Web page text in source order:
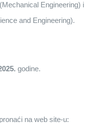
Engineering) i
and Engineering).
godine.
na web site-u: